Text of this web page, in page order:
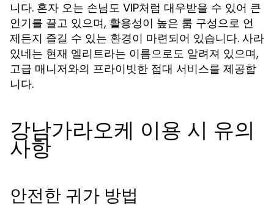
니다. 혼자 오는 손님도 VIP처럼 대우받을 수 있어 큰
인기를 끌고 있으며, 활용성이 높은 룸 구성으로 언
제든지 즐길 수 있는 환경이 마련되어 있습니다. 사라
있네는 현재 엘리트라는 이름으로도 알려져 있으며,
고급 매니저와의 프라이빗한 접대 서비스를 제공합
니다.
강남가라오케 이용 시 유의
사항
안전한 귀가 방법